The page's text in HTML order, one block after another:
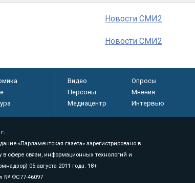
Новости СМИ2
Новости СМИ2
Видео Опросы
Персоны
Мнения
Медиацентр
Интервью
«Парламентская газета» зарегистрировано в
в сфере связи, информационных технологий и
05 августа 2011 года. 18+
№ ФС77-46097